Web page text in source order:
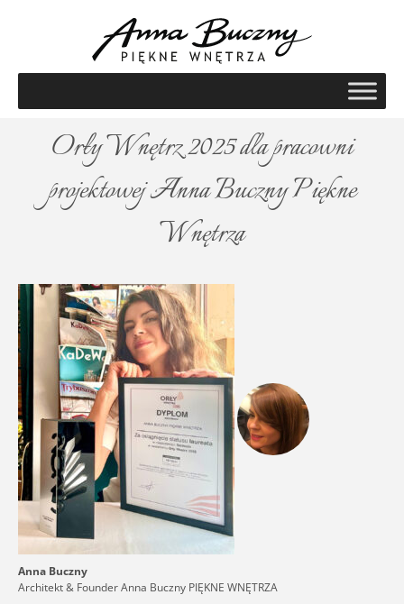
Orły Wnętrz 2025 dla pracowni
projektowej Anna Buczny Piękne
Wnętrza
Anna Buczny
Architekt & Founder Anna Buczny PIĘKNE WNĘTRZA